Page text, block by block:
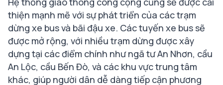
thiện mạnh mẽ với sự phát triển của các trạm
dừng xe bus và bãi đậu xe. Các tuyến xe bus sẽ
được mở rộng, với nhiều trạm dừng được xây
dựng tại các điểm chính như ngã tư An Nhơn, cầu
An Lộc, cầu Bến Đò, và các khu vực trung tâm
khác, giúp người dân dễ dàng tiếp cận phương